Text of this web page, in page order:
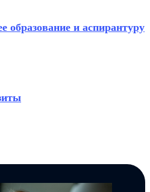
образование и аспирантуру